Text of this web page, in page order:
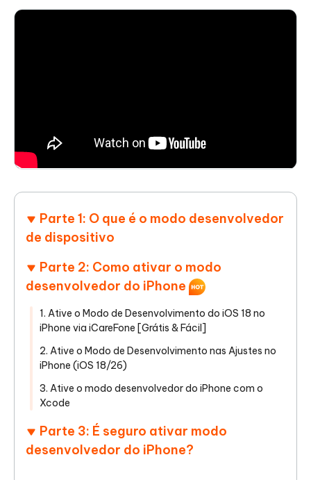
Parte 1: O que é o modo desenvolvedor
de dispositivo
Parte 2: Como ativar o modo
desenvolvedor do iPhone
1. Ative o Modo de Desenvolvimento do iOS 18 no
iPhone via iCareFone [Grátis & Fácil]
2. Ative o Modo de Desenvolvimento nas Ajustes no
iPhone (iOS 18/26)
3. Ative o modo desenvolvedor do iPhone com o
Xcode
Parte 3: É seguro ativar modo
desenvolvedor do iPhone?